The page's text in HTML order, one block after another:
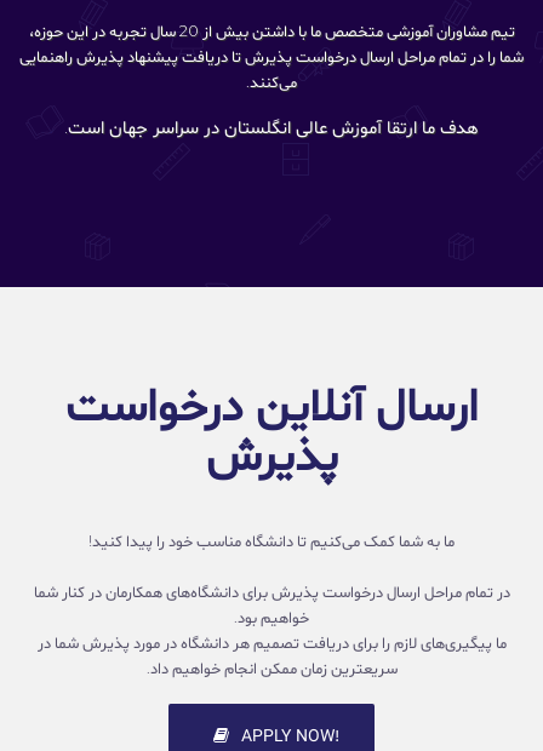
تیم مشاوران آموزشی متخصص ما با داشتن بیش از 20 سال تجربه در این حوزه،
شما را در تمام مراحل ارسال درخواست پذیرش تا دریافت پیشنهاد پذیرش راهنمایی
می‌کنند.
هدف ما ارتقا آموزش عالی انگلستان در سراسر جهان است.
ارسال آنلاین درخواست
پذیرش
ما به شما کمک می‌کنیم تا دانشگاه مناسب خود را پیدا کنید!
در تمام مراحل ارسال درخواست پذیرش برای دانشگاه‌های همکارمان در کنار شما
خواهیم بود.
ما پیگیری‌های لازم را برای دریافت تصمیم هر دانشگاه در مورد پذیرش شما در
سریعترین زمان ممکن انجام خواهیم داد.
!APPLY NOW